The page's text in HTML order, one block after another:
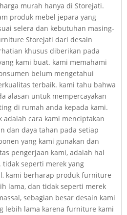
murah hanya di Storejati.
produk mebel jepara yang
selera dan kebutuhan masing-
Storejati dari desain
khusus diberikan pada
kami buat. kami memahami
belum mengetahui
terbaik. kami tahu bahwa
alasan untuk mempercayakan
di rumah anda kepada kami.
adalah cara kami menciptakan
dan daya tahan pada setiap
yang kami gunakan dan
pengerjaan kami, adalah hal
tidak seperti merek yang
kami berharap produk furniture
lama, dan tidak seperti merek
sebagian besar desain kami
lebih lama karena furniture kami